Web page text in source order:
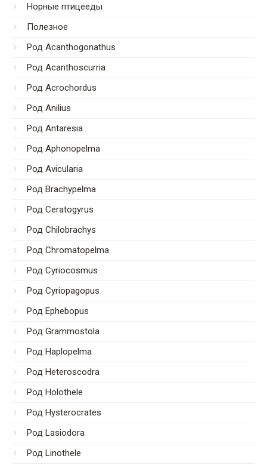
Норные птицееды
Полезное
Род Acanthogonathus
Род Acanthoscurria
Род Acrochordus
Род Anilius
Род Antaresia
Род Aphonopelma
Род Avicularia
Род Brachypelma
Род Ceratogyrus
Род Chilobrachys
Род Chromatopelma
Род Cyriocosmus
Род Cyriopagopus
Род Ephebopus
Род Grammostola
Род Haplopelma
Род Heteroscodra
Род Holothele
Род Hysterocrates
Род Lasiodora
Род Linothele